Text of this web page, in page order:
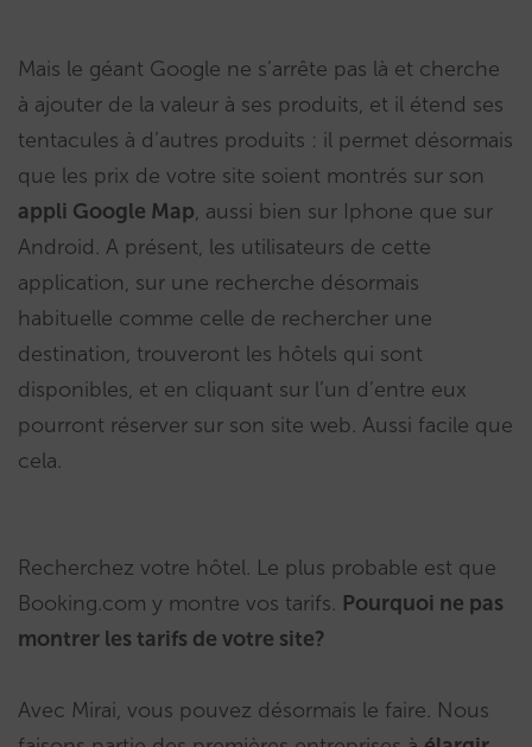
Mais le géant Google ne s’arrête pas là et cherche
à ajouter de la valeur à ses produits, et il étend ses
tentacules à d’autres produits : il permet désormais
que les prix de votre site soient montrés sur son
appli Google Map, aussi bien sur Iphone que sur
Android. A présent, les utilisateurs de cette
application, sur une recherche désormais
habituelle comme celle de rechercher une
destination, trouveront les hôtels qui sont
disponibles, et en cliquant sur l’un d’entre eux
pourront réserver sur son site web. Aussi facile que
cela.
Recherchez votre hôtel. Le plus probable est que
Booking.com y montre vos tarifs. Pourquoi ne pas
montrer les tarifs de votre site?
Avec Mirai, vous pouvez désormais le faire. Nous